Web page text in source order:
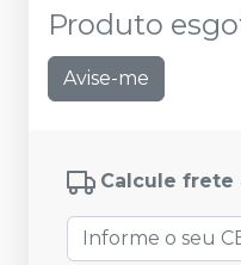
Produto
Avise-me
Calcule frete